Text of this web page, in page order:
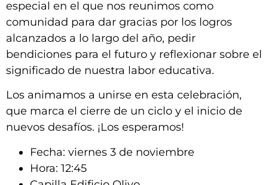
especial en el que nos reunimos como
comunidad para dar gracias por los logros
alcanzados a lo largo del año, pedir
bendiciones para el futuro y reflexionar sobre el
significado de nuestra labor educativa.
Los animamos a unirse en esta celebración,
que marca el cierre de un ciclo y el inicio de
nuevos desafíos. ¡Los esperamos!
Fecha: viernes 3 de noviembre
Hora: 12:45